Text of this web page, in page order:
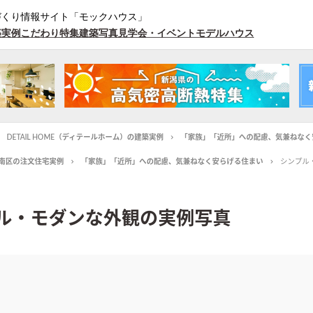
り情報サイト「モックハウス」
例 こだわり特集建築写真見学会・イベント モデルハウス
DETAIL HOME（ディテールホーム）の建築実例
「家族」「近所」への配慮、気兼ねな
区の注文住宅実例 「家族」「近所」への配慮、気兼ねなく安らげる住まい シンプル
・モダンな外観の実例写真